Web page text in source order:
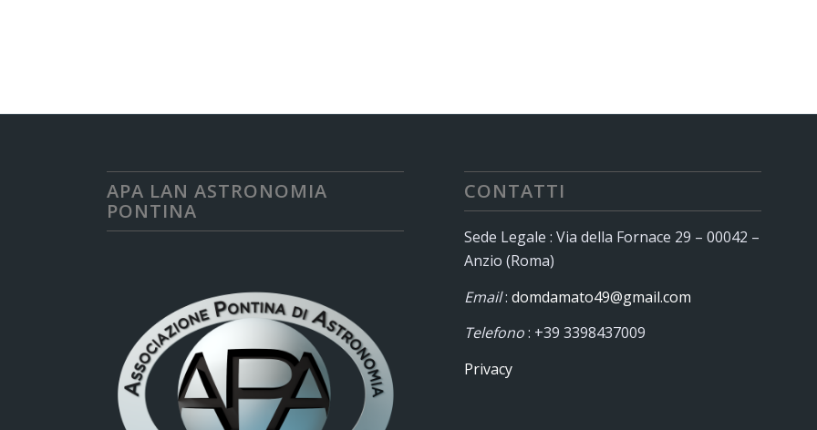
APA LAN ASTRONOMIA
PONTINA
CONTATTI
Sede Legale : Via della Fornace 29 – 00042 –
Anzio (Roma)
Email:domdamato49@gmail.com
Telefono: +39 3398437009
Privacy